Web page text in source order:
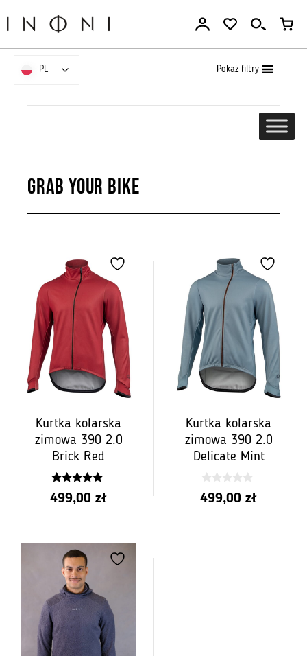
Pokaż filtry
Grab Your Bike
Kurtka kolarska
zimowa 390 2.0
Brick Red
5.00
z 5
499,00 zł
Kurtka kolarska
zimowa 390 2.0
Delicate Mint
0
z
499,00 zł
PL
PL